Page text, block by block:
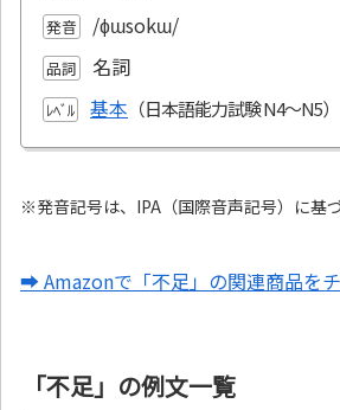
発音 /ɸɯsokɯ/
品詞 名詞
ﾚﾍﾞﾙ 基本
※発音記号は、IPA（国際音声記号）に基づ
➡ Amazonで「不足」の関連商品を
「不足」の例文一覧